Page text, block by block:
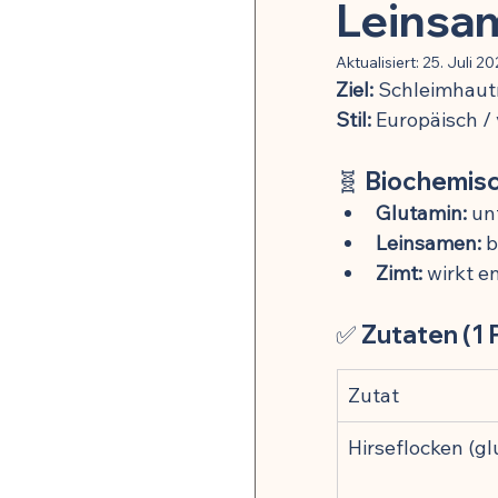
Mikrobiom & Parasiten
Neurobiologie & mentale
Stoffwechsel & Energie
🍽️ Rezepte für Darmheilung
Aktualisiert: 25. Juli
Ziel:
Stil: Europäisch
🧬
Glutamin:
Leinsamen:
Zimt: wirkt
✅ Zutaten (1
Zutat
Hirseflocken